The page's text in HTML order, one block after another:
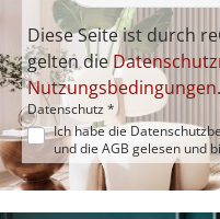
Diese Seite ist durch
gelten die
Nutzungsbedingungen.
Datenschutz *
Ich habe die
und die AGB gelesen und